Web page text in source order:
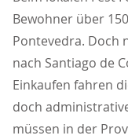
Bewohner über
Pontevedra. Doch
nach Santiago de
Einkaufen fahren
doch
müssen in der